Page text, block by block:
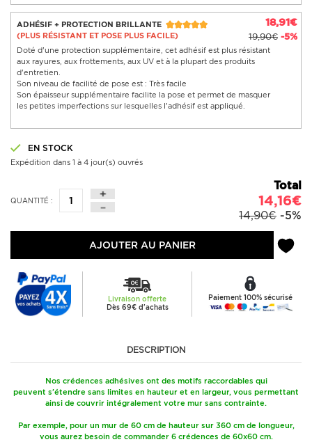
ADHÉSIF + PROTECTION BRILLANTE
(PLUS RÉSISTANT ET POSE PLUS FACILE)
18,91€
19,90€ -5%
Doté d'une protection supplémentaire, cet adhésif est plus résistant
aux rayures, aux frottements, aux UV et à la plupart des produits
d'entretien.
Son niveau de facilité de pose est : Très facile
Son épaisseur supplémentaire facilite la pose et permet de masquer
les petites imperfections sur lesquelles l'adhésif est appliqué.
EN STOCK
Expédition dans 1 à 4 jour(s) ouvrés
QUANTITÉ :
Total
14,16€
14,90€ -5%
AJOUTER AU PANIER
Livraison offerte
Dès 69€ d'achats
Paiement 100% sécurisé
DESCRIPTION
Nos crédences adhésives ont des motifs raccordables qui
peuvent s'étendre sans limites en hauteur et en largeur, vous permettant
ainsi de couvrir intégralement votre mur sans contrainte.
Par exemple, pour un mur de 60 cm de hauteur sur 360 cm de longueur,
vous aurez besoin de commander 6 crédences de 60x60 cm.